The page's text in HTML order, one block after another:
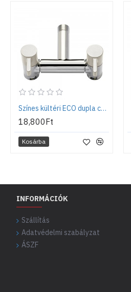
Színes kültéri ECO dupla csaptelep - Fehér
18,800Ft
Kosárba
INFORMÁCIÓK
Szállítás
Adatvédelmi szabályzat
ÁSZF